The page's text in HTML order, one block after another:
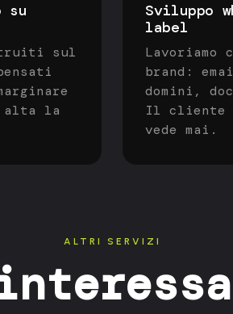
su
sul
alta la
Sviluppo
label
brand:
domini,
Il cliente
vede mai.
ALTRI SERVIZI